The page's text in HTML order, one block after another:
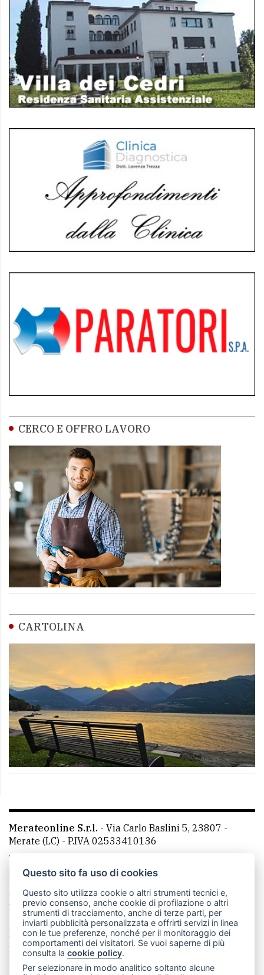
CERCO E OFFRO LAVORO
CARTOLINA
Merateonline S.r.l. - Via Carlo Baslini 5, 23807 -
Merate (LC) - P.IVA 02533410136
Telefono:
mail: redazione@leccoonline.com
La redazione
MerateOnline CasateOnline
RSS
Made by VIP
Privacy policy
Cookie policy
Rivedi le tue scelte sui cookie
Questo sito fa uso di cookies
Questo sito utilizza cookie o altri strumenti tecnici e,
previo consenso, anche cookie di profilazione o altri
strumenti di tracciamento, anche di terze parti, per
inviarti pubblicità personalizzata e offrirti servizi in linea
con le tue preferenze, nonché per il monitoraggio dei
comportamenti dei visitatori. Se vuoi saperne di più
consulta lacookie policy.
Per selezionare in modo analitico soltanto alcune